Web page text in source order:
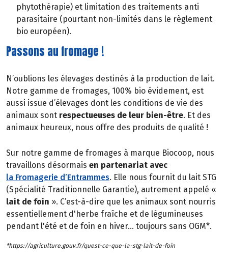
phytothérapie) et limitation des traitements anti
parasitaire (pourtant non-limités dans le règlement
bio européen).
Passons au fromage !
N’oublions les élevages destinés à la production de lait.
Notre gamme de fromages, 100% bio évidement, est
aussi issue d’élevages dont les conditions de vie des
animaux sont respectueuses de leur bien-être. Et des
animaux heureux, nous offre des produits de qualité !
Sur notre gamme de fromages à marque Biocoop, nous
travaillons désormais en partenariat avec
la Fromagerie d’Entrammes. Elle nous fournit du lait STG
(Spécialité Traditionnelle Garantie), autrement appelé «
lait de foin ». C’est-à-dire que les animaux sont nourris
essentiellement d'herbe fraîche et de légumineuses
pendant l'été et de foin en hiver… toujours sans OGM*.
*https://agriculture.gouv.fr/quest-ce-que-la-stg-lait-de-foin